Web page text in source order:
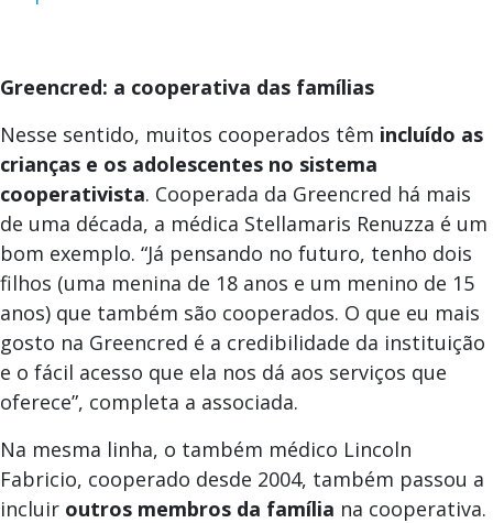
Greencred: a cooperativa das famílias
Nesse sentido, muitos cooperados têm incluído as
crianças e os adolescentes no sistema
cooperativista. Cooperada da Greencred há mais
de uma década, a médica Stellamaris Renuzza é um
bom exemplo. “Já pensando no futuro, tenho dois
filhos (uma menina de 18 anos e um menino de 15
anos) que também são cooperados. O que eu mais
gosto na Greencred é a credibilidade da instituição
e o fácil acesso que ela nos dá aos serviços que
oferece”, completa a associada.
Na mesma linha, o também médico Lincoln
Fabricio, cooperado desde 2004, também passou a
incluir outros membros da família na cooperativa.